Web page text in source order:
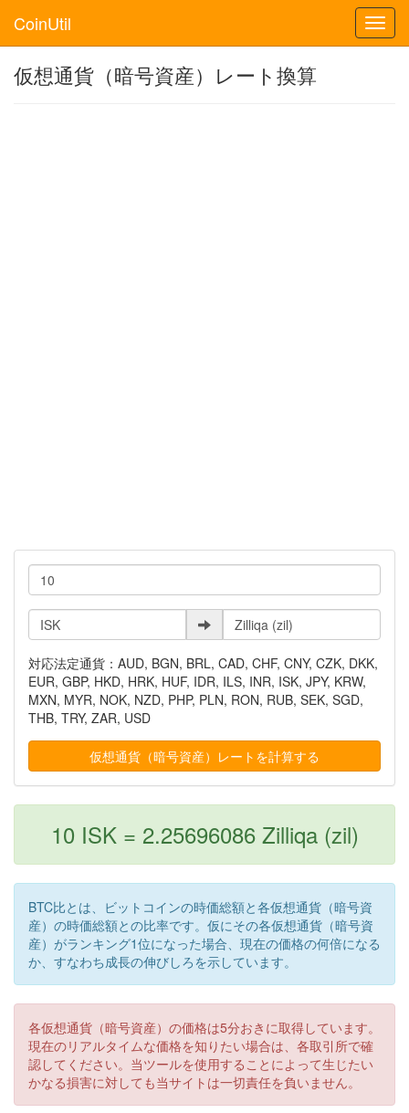
CoinUtil
仮想通貨（暗号資産）レート換算
対応法定通貨：AUD, BGN, BRL, CAD, CHF, CNY, CZK, DKK,
EUR, GBP, HKD, HRK, HUF, IDR, ILS, INR, ISK, JPY, KRW,
MXN, MYR, NOK, NZD, PHP, PLN, RON, RUB, SEK, SGD,
THB, TRY, ZAR, USD
10 ISK = 2.25696086 Zilliqa (zil)
BTC比とは、ビットコインの時価総額と各仮想通貨（暗号資
産）の時価総額との比率です。仮にその各仮想通貨（暗号資
産）がランキング1位になった場合、現在の価格の何倍になる
か、すなわち成長の伸びしろを示しています。
各仮想通貨（暗号資産）の価格は5分おきに取得しています。
現在のリアルタイムな価格を知りたい場合は、各取引所で確
認してください。当ツールを使用することによって生じたい
かなる損害に対しても当サイトは一切責任を負いません。